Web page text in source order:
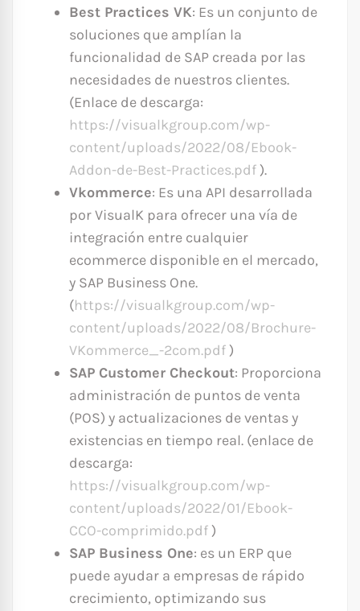
Best Practices VK: Es un conjunto de
soluciones que amplían la
funcionalidad de SAP creada por las
necesidades de nuestros clientes.
(Enlace de descarga:
https://visualkgroup.com/wp-
content/uploads/2022/08/Ebook-
Addon-de-Best-Practices.pdf).
Vkommerce: Es una API desarrollada
por VisualK para ofrecer una vía de
integración entre cualquier
ecommerce disponible en el mercado,
y SAP Business One.
(https://visualkgroup.com/wp-
content/uploads/2022/08/Brochure-
VKommerce_-2com.pdf)
SAP Customer Checkout: Proporciona
administración de puntos de venta
(POS) y actualizaciones de ventas y
existencias en tiempo real. (enlace de
descarga:
https://visualkgroup.com/wp-
content/uploads/2022/01/Ebook-
CCO-comprimido.pdf)
SAP Business One: es un ERP que
puede ayudar a empresas de rápido
crecimiento, optimizando sus